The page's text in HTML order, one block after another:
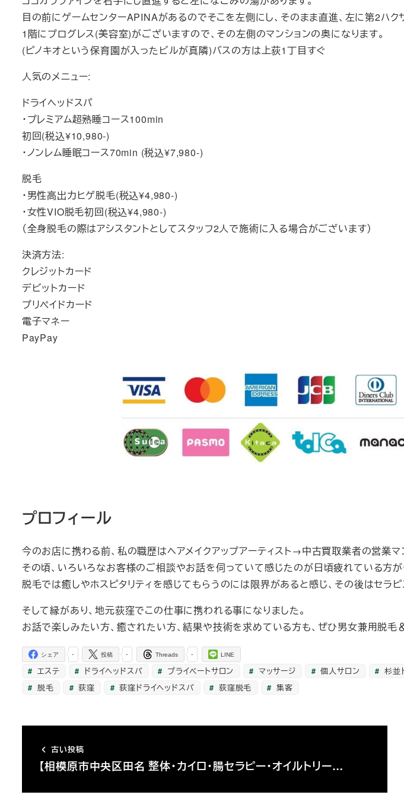
目の前にゲームセンターAPINAがあるのでそこを左側にし、そのまま直進、左に第2ハク
1階にプログレス(美容室)がございますので、その左側のマンションの奥になります。
(ピノキオという保育園が入ったビルが真隣)バスの方は上荻1丁目すぐ
人気のメニュー:
ドライヘッドスパ
・プレミアム超熟睡コース100min
初回(税込¥10,980-)
・ノンレム睡眠コース70min (税込¥7,980-)
脱毛
・男性高出力ヒゲ脱毛(税込¥4,980-)
・女性VIO脱毛初回(税込¥4,980-)
（全身脱毛の際はアシスタントとしてスタッフ2人で施術に入る場合がございます）
決済方法:
クレジットカード
デビットカード
プリペイドカード
電子マネー
PayPay
プロフィール
今のお店に携わる前、私の職歴はヘアメイクアップアーティスト→中古買取業者の営業
その頃、いろいろなお客様のご相談やお話を伺っていて感じたのが日頃疲れている方が
脱毛では癒しやホスピタリティを感じてもらうのには限界があると感じ、その後はセラ
そして縁があり、地元荻窪でこの仕事に携われる事になりました。
お話で楽しみたい方、癒されたい方、結果や技術を求めている方も、ぜひ男女兼用脱毛
-
シェア -
投稿 -
Threads LINE
エステ ドライヘッドスパ プライベートサロン マッサージ 個人サロン 杉並
脱毛
荻窪 荻窪ドライヘッドスパ 荻窪脱毛 集客
古い投稿
【相模原市中央区田名 整体・カイロ・腸セラピー・オイルトリー…